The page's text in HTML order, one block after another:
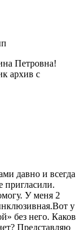
Петровна!
архив с
давно и всегда
пригласили.
У меня 2
у
без него. Каков
Представляю